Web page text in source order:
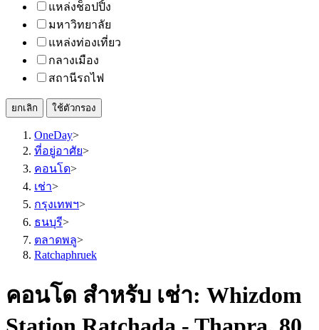
แหล่งช็อปปิ้ง
มหาวิทยาลัย
แหล่งท่องเที่ยว
กลางเมือง
สถานีรถไฟ
ยกเลิก ใช้ตัวกรอง
OneDay>
ที่อยู่อาศัย>
คอนโด>
เช่า>
กรุงเทพฯ>
ธนบุรี>
ตลาดพลู>
Ratchaphruek
คอนโด สำหรับ เช่า: Whizdom